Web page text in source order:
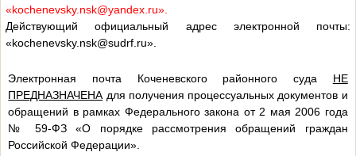
«kochenevsky.nsk@yandex.ru».
Действующий официальный адрес электронной почты:
«kochenevsky.nsk@sudrf.ru».
Электронная почта Коченевского районного суда НЕ
ПРЕДНАЗНАЧЕНАдля получения процессуальных документов и
обращений в рамках Федерального закона от 2 мая 2006 года
№ 59-ФЗ «О порядке рассмотрения обращений граждан
Российской Федерации».